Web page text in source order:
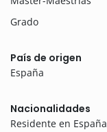
Grado
País de origen
España
Nacionalidades
Residente en España